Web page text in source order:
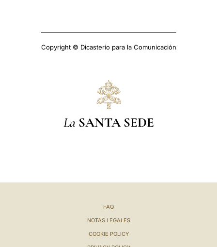
Copyright © Dicasterio para la Comunicación
La SANTA SEDE
FAQ
NOTAS LEGALES
COOKIE POLICY